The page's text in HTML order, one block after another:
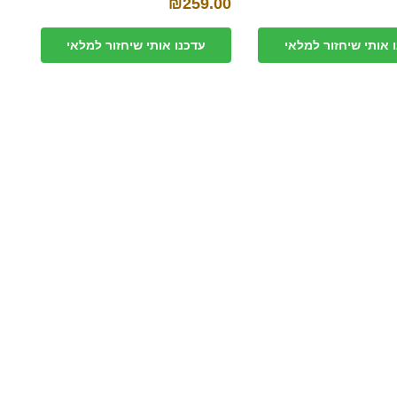
אותי שיחזור למלאי עדכנו אותי שיחזור למלאי